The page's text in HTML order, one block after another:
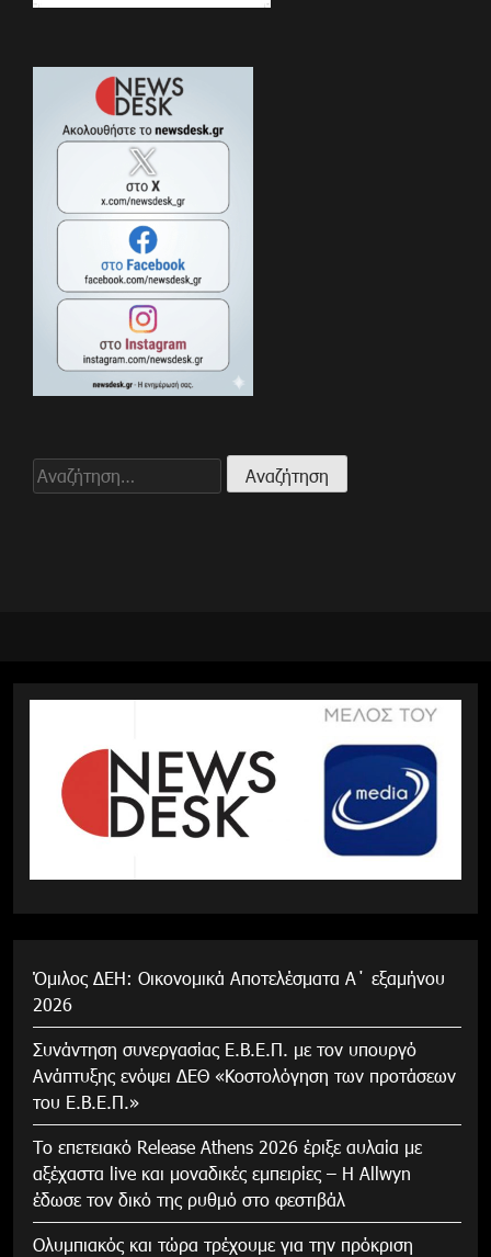
Αναζήτηση
για:
Όμιλος ΔΕΗ: Οικονομικά Αποτελέσματα Α΄ εξαμήνου
2026
Συνάντηση συνεργασίας Ε.Β.Ε.Π. με τον υπουργό
Ανάπτυξης ενόψει ΔΕΘ «Κοστολόγηση των προτάσεων
του Ε.Β.Ε.Π.»
Το επετειακό Release Athens 2026 έριξε αυλαία με
αξέχαστα live και μοναδικές εμπειρίες – Η Allwyn
έδωσε τον δικό της ρυθμό στο φεστιβάλ
Ολυμπιακός και τώρα τρέχουμε για την πρόκριση